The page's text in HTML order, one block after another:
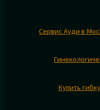
Сервис Ауди в
Купить